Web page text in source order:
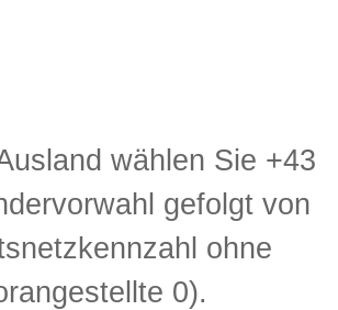
wählen Sie +43
gefolgt von
ohne
0).